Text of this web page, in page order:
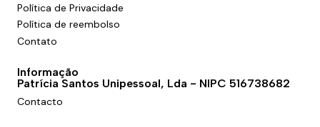
Política de Privacidade
Política de reembolso
Contato
Informação
Patrícia Santos Unipessoal, Lda - NIPC 516738682
Contacto